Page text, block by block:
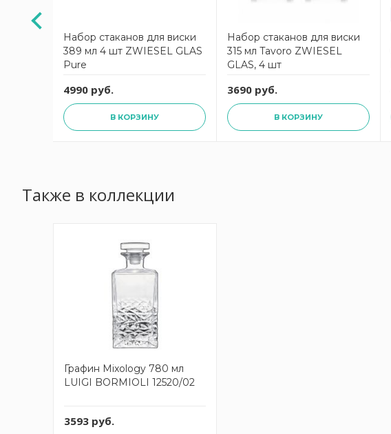
АКЦИЯ
Набор стаканов для виски
389 мл 4 шт ZWIESEL GLAS
Pure
4990 руб.
В КОРЗИНУ
Набор стаканов для виски
315 мл Tavoro ZWIESEL
GLAS, 4 шт
3690 руб.
В КОРЗИНУ
Также в коллекции
Графин Mixology 780 мл
LUIGI BORMIOLI 12520/02
3593 руб.